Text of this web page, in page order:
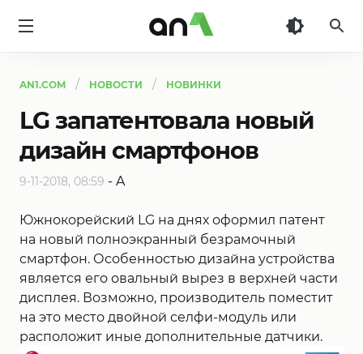
AN1.COM НОВОСТИ НОВИНКИ
LG запатентовала новый
дизайн смартфонов
9-11-2018, 08:59 - A
Южнокорейский LG на днях оформил патент
на новый полноэкранный безрамочный
смартфон. Особенностью дизайна устройства
является его овальный вырез в верхней части
дисплея. Возможно, производитель поместит
на это место двойной селфи-модуль или
расположит иные дополнительные датчики.